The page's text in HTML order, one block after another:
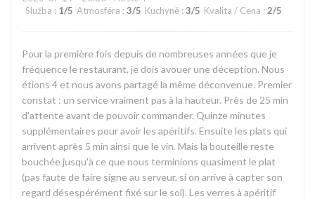
Služba : 1/5 Atmosféra : 3/5 Kuchyně : 3/5 Kvalita / Cena : 2/5
Pour la première fois depuis de nombreuses années que je
fréquence le restaurant, je dois avouer une déception. Nous
étions 4 et nous avons partagé la même déconvenue. Premier
constat : un service vraiment pas à la hauteur. Près de 25 min
d'attente avant de pouvoir commander. Quinze minutes
supplémentaires pour avoir les apéritifs. Ensuite les plats qui
arrivent après 5 min ainsi que le vin. Mais la bouteille reste
bouchée jusqu'à ce que nous terminions quasiment le plat
(pas faute de faire signe au serveur, si on arrive à capter son
regard désespérément fixé sur le sol). Les verres à apéritif